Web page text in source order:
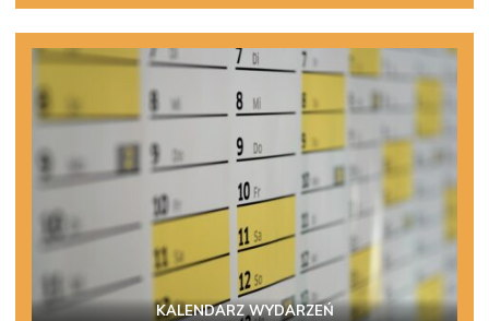
KALENDARZ WYDARZEŃ